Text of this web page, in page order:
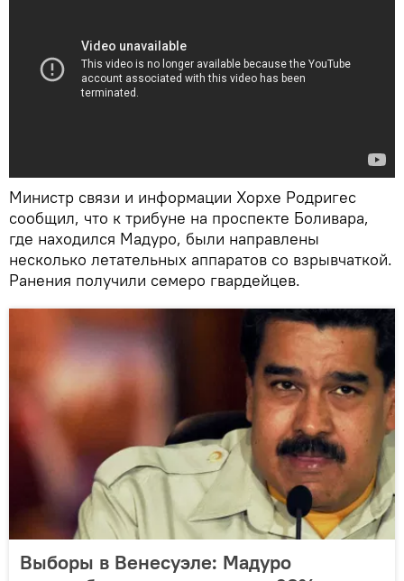
Министр связи и информации Хорхе Родригес
сообщил, что к трибуне на проспекте Боливара,
где находился Мадуро, были направлены
несколько летательных аппаратов со взрывчаткой.
Ранения получили семеро гвардейцев.
Выборы в Венесуэле: Мадуро